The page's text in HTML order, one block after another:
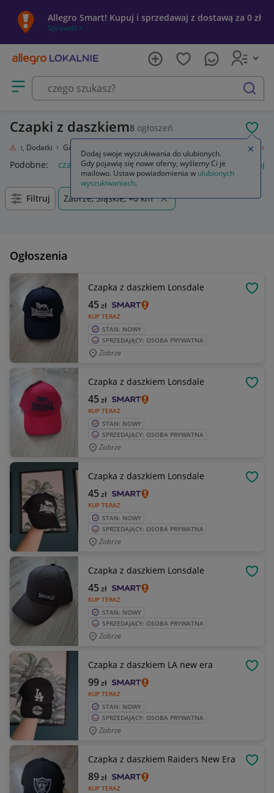
Allegro Smart! Kupuj i sprzedawaj z dostawą za 0 zł
Sprawdź »
Otwórz menu z kategoriami
szukaj
Czapki z daszkiem8 ogłoszeń
Dodatki Galanteria i dodatki Czapki z daszkiem
Podobne: czapka z daszkiem czapka z daszkiem nike
Filtruj Zabrze, Śląskie, +0 km
Ogłoszenia
Czapka z daszkiem Lonsdale
KUP TERAZ
45zł
STAN: NOWY
SPRZEDAJĄCY: OSOBA PRYWATNA
Zabrze
Czapka z daszkiem Lonsdale
KUP TERAZ
45zł
STAN: NOWY
SPRZEDAJĄCY: OSOBA PRYWATNA
Zabrze
Czapka z daszkiem Lonsdale
KUP TERAZ
45zł
STAN: NOWY
SPRZEDAJĄCY: OSOBA PRYWATNA
Zabrze
Czapka z daszkiem Lonsdale
KUP TERAZ
45zł
STAN: NOWY
SPRZEDAJĄCY: OSOBA PRYWATNA
Zabrze
Czapka z daszkiem LA new era
KUP TERAZ
99zł
STAN: NOWY
SPRZEDAJĄCY: OSOBA PRYWATNA
Zabrze
Czapka z daszkiem Raiders New Era
KUP TERAZ
89zł
Dodaj swoje wyszukiwania do ulubionych.
Gdy pojawią się nowe oferty, wyślemy Ci je
mailowo. Ustaw powiadomienia w ulubionych
wyszukiwaniach.